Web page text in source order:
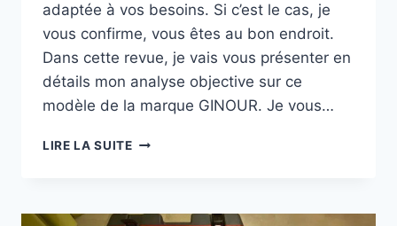
adaptée à vos besoins. Si c’est le cas, je
vous confirme, vous êtes au bon endroit.
Dans cette revue, je vais vous présenter en
détails mon analyse objective sur ce
modèle de la marque GINOUR. Je vous…
LIRE LA SUITEPONCEUSE
MON